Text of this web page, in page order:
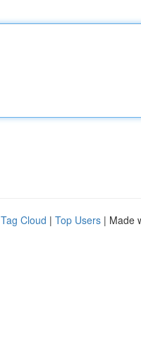
Tag Cloud | Top Users | Made